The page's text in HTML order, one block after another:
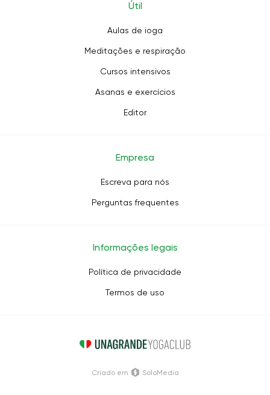
Útil
Aulas de ioga
Meditações e respiração
Cursos intensivos
Asanas e exercícios
Editor
Empresa
Escreva para nós
Perguntas frequentes
Informações legais
Política de privacidade
Termos de uso
Criado em SoloMedia